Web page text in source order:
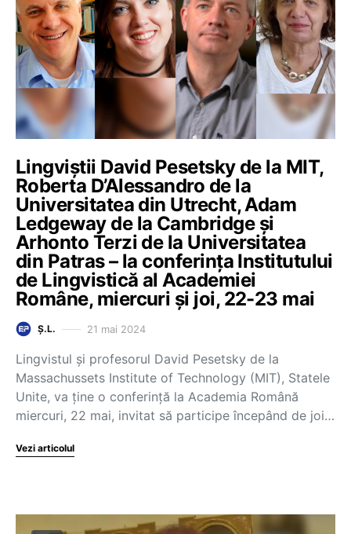
Lingviștii David Pesetsky de la MIT,
Roberta D’Alessandro de la
Universitatea din Utrecht, Adam
Ledgeway de la Cambridge și
Arhonto Terzi de la Universitatea
din Patras – la conferința Institutului
de Lingvistică al Academiei
Române, miercuri și joi, 22-23 mai
Ș.L. 21 mai 2024
Lingvistul și profesorul David Pesetsky de la
Massachussets Institute of Technology (MIT), Statele
Unite, va ține o conferință la Academia Română
miercuri, 22 mai, invitat să participe începând de joi…
Vezi articolul